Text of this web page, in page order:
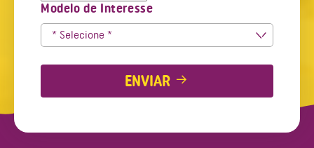
Modelo de Interesse
ENVIAR